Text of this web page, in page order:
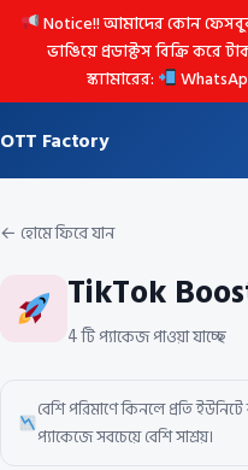
Notice!! আমাদের কোন
ভাঙিয়ে প্রডাক্টস বিক্রি করে
স্ক্যামারের:
OTT Factory
← হোমে ফিরে যান
TikTok
4 টি প্যাকেজ পাওয়া যাচ্ছে
বেশি পরিমাণে কিনলে প্রতি
প্যাকেজে সবচেয়ে বেশি সাশ্রয়।